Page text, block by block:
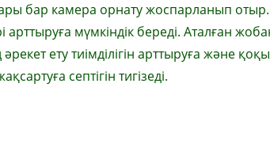
бар камера орнату жоспарланып
арттыруға мүмкіндік береді. Аталған
ету тиімділігін арттыруға және
септігін тигізеді.